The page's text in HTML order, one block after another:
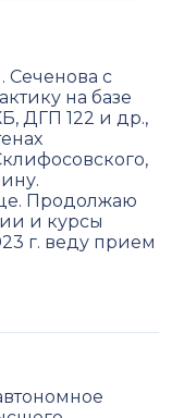
с
на базе
ДГП 122 и др.,
Продолжаю
и курсы
г. веду прием